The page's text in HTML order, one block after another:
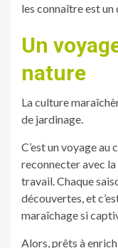
les connaître est un
Un
nature
La culture
de jardinage.
C’est un voyage
reconnecter avec
travail. Chaque
découvertes, et
maraîchage si
Alors, prêts à